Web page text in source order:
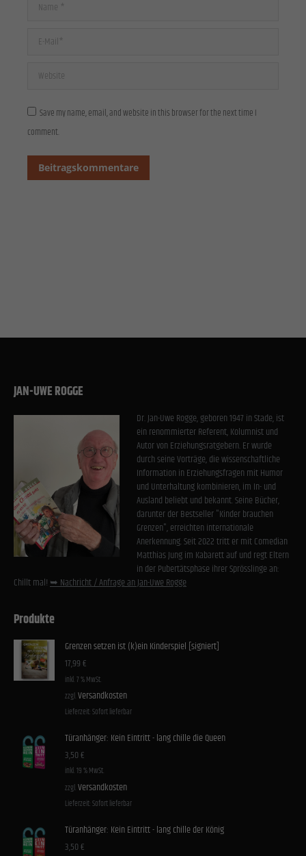
E-Mail *
Website
Save my name, email, and website in this browser for the next time I
comment.
Beitragskommentare
JAN-UWE ROGGE
Dr. Jan-Uwe Rogge, geboren 1947 in Stade, ist
ein renommierter Referent, Kolumnist und
Autor von Erziehungsratgebern. Er wurde
durch seine Vorträge, die wissenschaftliche
Information in Erziehungsfragen mit Humor
und Unterhaltung kombinieren, im In- und
Ausland beliebt und bekannt. Seine Bücher,
darunter der Bestseller "Kinder brauchen
Grenzen", erreichten internationale
Anerkennung. Seit 2022 tritt er mit Comedian
Matthias Jung im Kabarett auf und regt Eltern
in der Pubertätsphase ihrer Sprösslinge an:
Chillt mal!➥ Nachricht / Anfrage an Jan-Uwe Rogge
Produkte
Grenzen setzen ist (k)ein Kinderspiel [signiert]
17,99€
inkl. 7 % MwSt.
zzgl. Versandkosten
Lieferzeit: Sofort lieferbar
Türanhänger: Kein Eintritt - lang chille die Queen
3,50€
inkl. 19 % MwSt.
zzgl. Versandkosten
Lieferzeit: Sofort lieferbar
Türanhänger: Kein Eintritt - lang chille der König
3,50€
manuellen Einwilligung mehr.